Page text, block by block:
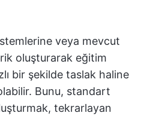
veya mevcut
oluşturarak eğitim
bir şekilde taslak haline
Bunu, standart
tekrarlayan